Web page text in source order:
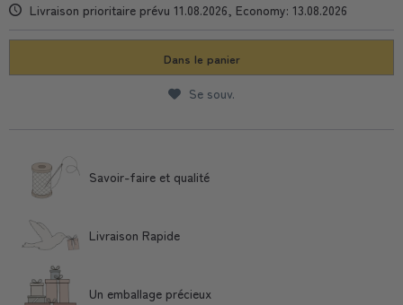
Livraison prioritaire prévu 11.08.2026, Economy: 13.08.2026
Dans le panier
Se souv.
Savoir-faire et qualité
Livraison Rapide
Un emballage précieux